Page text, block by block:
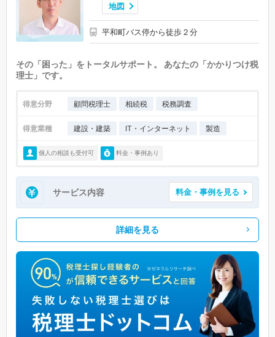
地図
平和町バス停から徒歩２分
その「困った」をトータルサポート。 あなたの「かかりつけ税
理士」です。
得意分野 顧問税理士 相続税 税務調査
得意業種 建設・建築 IT・インターネット 製造
個人の相談も受付可 料金・事例あり
サービス内容 料金・事例を見る
詳細を見る